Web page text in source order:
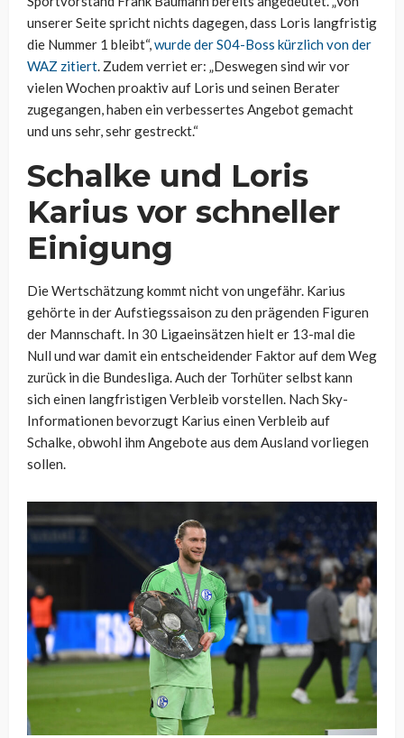
unserer Seite spricht nichts dagegen, dass Loris langfristig
die Nummer 1 bleibt“,wurde der S04-Boss kürzlich von der
WAZ zitiert. Zudem verriet er: „Deswegen sind wir vor
vielen Wochen proaktiv auf Loris und seinen Berater
zugegangen, haben ein verbessertes Angebot gemacht
und uns sehr, sehr gestreckt.“
Schalke und Loris
Karius vor schneller
Einigung
Die Wertschätzung kommt nicht von ungefähr. Karius
gehörte in der Aufstiegssaison zu den prägenden Figuren
der Mannschaft. In 30 Ligaeinsätzen hielt er 13-mal die
Null und war damit ein entscheidender Faktor auf dem Weg
zurück in die Bundesliga. Auch der Torhüter selbst kann
sich einen langfristigen Verbleib vorstellen. Nach Sky-
Informationen bevorzugt Karius einen Verbleib auf
Schalke, obwohl ihm Angebote aus dem Ausland vorliegen
sollen.